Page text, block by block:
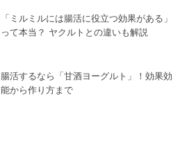
「ミルミルには腸活に役立つ効果がある」
って本当？ ヤクルトとの違いも解説
腸活するなら「甘酒ヨーグルト」！効果効
能から作り方まで